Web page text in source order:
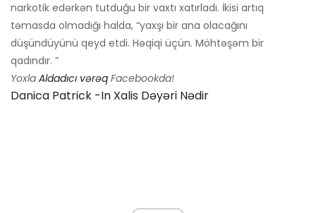
narkotik edərkən tutduğu bir vaxtı xatırladı. İkisi artıq
təmasda olmadığı halda, “yaxşı bir ana olacağını
düşündüyünü qeyd etdi. Həqiqi üçün. Möhtəşəm bir
qadındır. ”
Yoxla Aldadıcı vərəq Facebookda!
Danica Patrick -in Xalis Dəyəri Nədir